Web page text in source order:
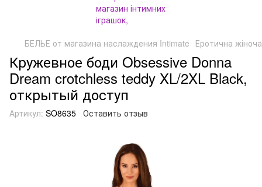
БЕЛЬЕ от магазина наслаждения Intimate Еротична
Кружевное боди Obsessive Donna
Dream crotchless teddy XL/2XL Black,
открытый доступ
Артикул: SO8635 Оставить отзыв